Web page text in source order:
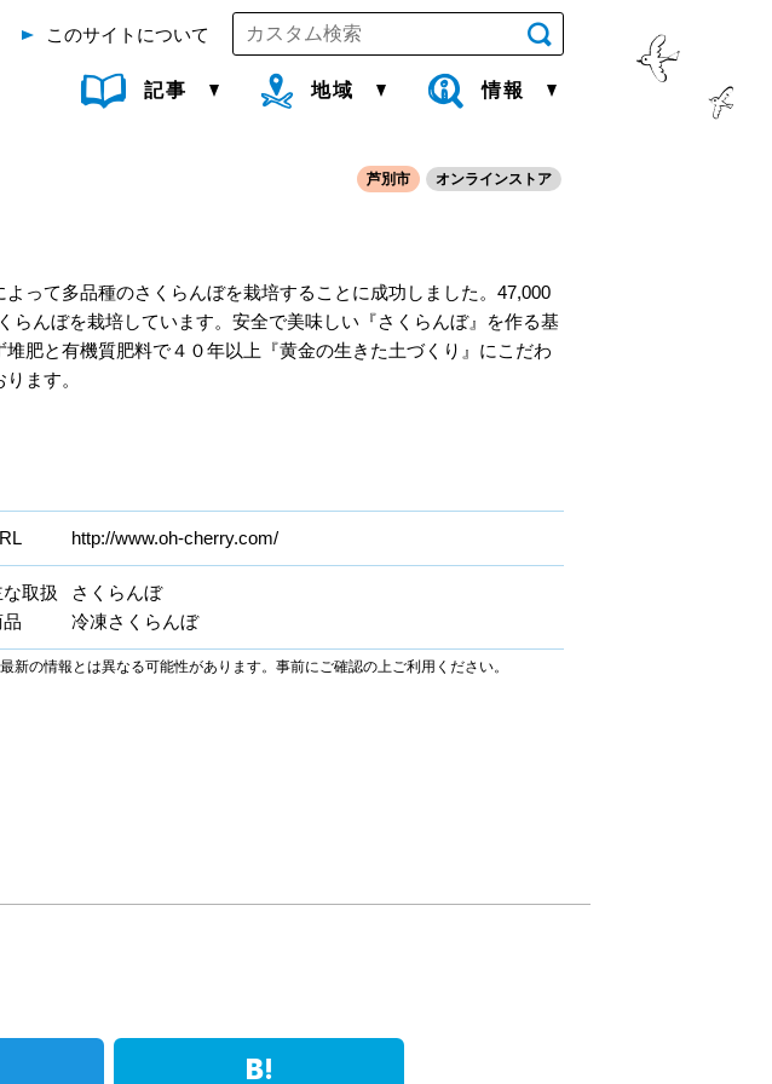
このサイトについて
記事 地域 情報
芦別市 オンラインストア
って多品種のさくらんぼを栽培することに成功しました。47,000
んぼを栽培しています。安全で美味しい『さくらんぼ』を作る基
肥と有機質肥料で４０年以上『黄金の生きた土づくり』にこだわ
ます。
http://www.oh-cherry.com/
な取扱
さくらんぼ
冷凍さくらんぼ
新の情報とは異なる可能性があります。事前にご確認の上ご利用ください。